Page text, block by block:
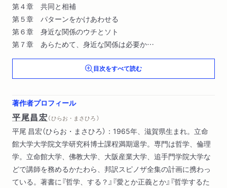
第４章 共同と相補
第５章 パターンをかけあわせる
第６章 身近な関係のウチとソト
第７章 あらためて、身近な関係は必要か
結びに代えて―人は変わる、関係も変わる
目次をすべて読む
著作者プロフィール
平尾昌宏（ ひらお・まさひろ ）
平尾 昌宏（ひらお・まさひろ）：1965年、滋賀県生まれ。立命
館大学大学院文学研究科博士課程満期退学。専門は哲学、倫理
学。立命館大学、佛教大学、大阪産業大学、追手門学院大学な
どで講師を務めるかたわら、邦訳スピノザ全集の計画に携わっ
ている。著書に『哲学、する？』『愛とか正義とか』『哲学するた